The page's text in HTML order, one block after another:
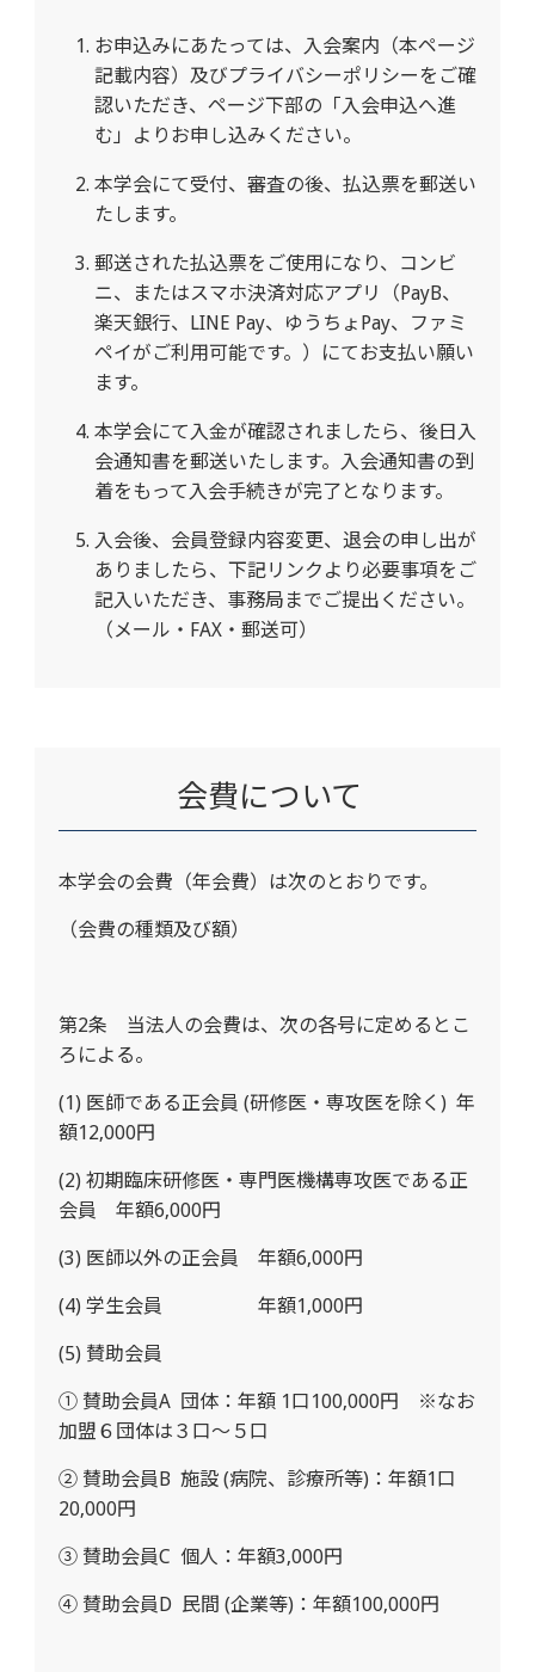
お申込みにあたっては、入会案内（本ページ
記載内容）及びプライバシーポリシーをご確
認いただき、ページ下部の「入会申込へ進
む」よりお申し込みください。
本学会にて受付、審査の後、払込票を郵送い
たします。
郵送された払込票をご使用になり、コンビ
ニ、またはスマホ決済対応アプリ（PayB、
楽天銀行、LINE Pay、ゆうちょPay、ファミ
ペイがご利用可能です。）にてお支払い願い
ます。
本学会にて入金が確認されましたら、後日入
会通知書を郵送いたします。入会通知書の到
着をもって入会手続きが完了となります。
入会後、会員登録内容変更、退会の申し出が
ありましたら、下記リンクより必要事項をご
記入いただき、事務局までご提出ください。
（メール・FAX・郵送可）
会費について
本学会の会費（年会費）は次のとおりです。
（会費の種類及び額）
第2条 当法人の会費は、次の各号に定めるとこ
ろによる。
(1) 医師である正会員 (研修医・専攻医を除く ) 年
額12,000円
(2) 初期臨床研修医・専門医機構専攻医である正
会員 年額6,000円
(3) 医師以外の正会員 年額6,000円
(4) 学生会員 年額1,000円
(5) 賛助会員
① 賛助会員A 団体：年額1口 100,000円 ※なお
加盟６団体は３口～５口
② 賛助会員B 施設(病院、診療所等)：年額1口
20,000円
③ 賛助会員C 個人：年額3,000円
④ 賛助会員D 民間 (企業等)：年額100,000円